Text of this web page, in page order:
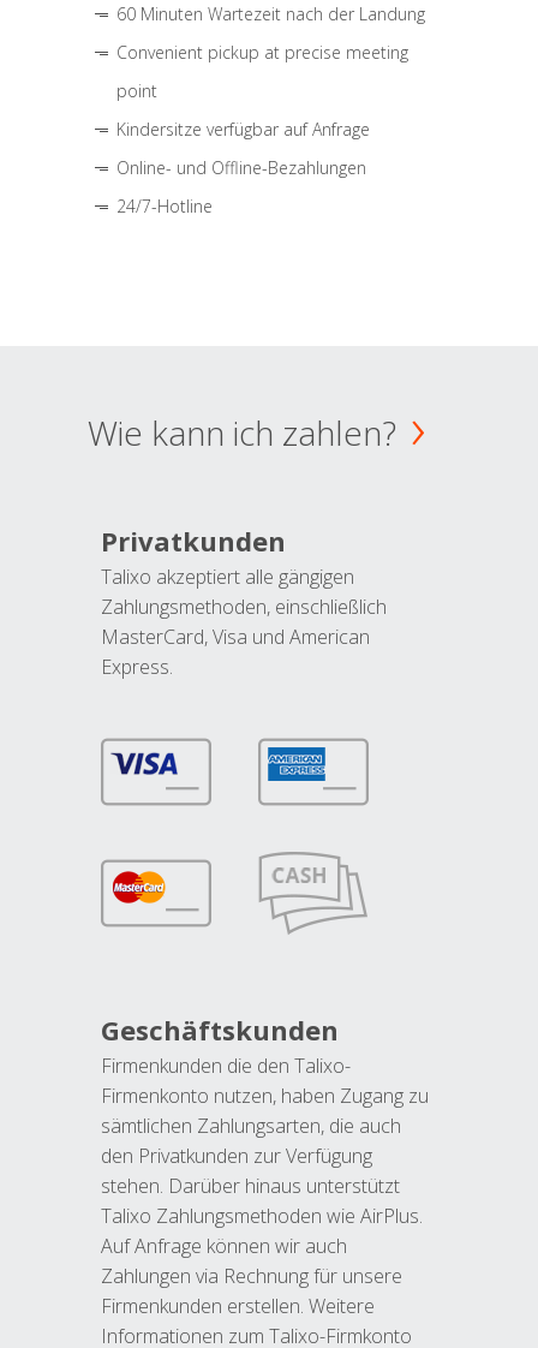
60 Minuten Wartezeit nach der Landung
Convenient pickup at precise meeting
point
Kindersitze verfügbar auf Anfrage
Online- und Offline-Bezahlungen
24/7-Hotline
Wie kann ich zahlen?
Privatkunden
Talixo akzeptiert alle gängigen
Zahlungsmethoden, einschließlich
MasterCard, Visa und American
Express.
Geschäftskunden
Firmenkunden die den Talixo-
Firmenkonto nutzen, haben Zugang zu
sämtlichen Zahlungsarten, die auch
den Privatkunden zur Verfügung
stehen. Darüber hinaus unterstützt
Talixo Zahlungsmethoden wie AirPlus.
Auf Anfrage können wir auch
Zahlungen via Rechnung für unsere
Firmenkunden erstellen. Weitere
Informationen zum Talixo-Firmkonto